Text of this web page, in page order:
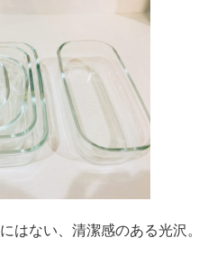
はない、清潔感のある光沢。